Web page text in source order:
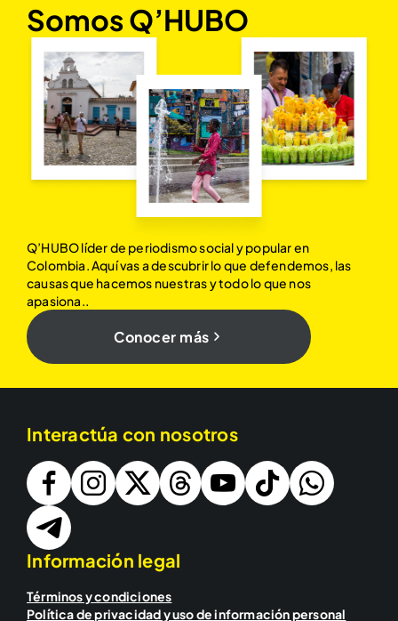
Somos Q’HUBO
Q’HUBO líder de periodismo social y popular en
Colombia. Aquí vas a descubrir lo que defendemos, las
causas que hacemos nuestras y todo lo que nos
apasiona..
Conocer más
Interactúa con nosotros
Información legal
Términos y condiciones
Política de privacidad y uso de información personal